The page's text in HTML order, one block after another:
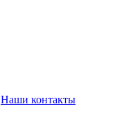
Наши контакты